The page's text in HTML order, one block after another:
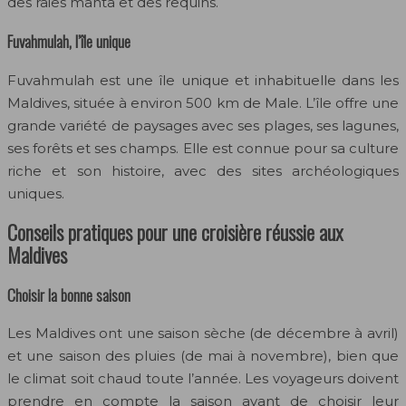
Fuvahmulah, l’île unique
Fuvahmulah est une île unique et inhabituelle dans les
Maldives, située à environ 500 km de Male. L’île offre une
grande variété de paysages avec ses plages, ses lagunes,
ses forêts et ses champs. Elle est connue pour sa culture
riche et son histoire, avec des sites archéologiques
uniques.
Conseils pratiques pour une croisière réussie aux
Maldives
Choisir la bonne saison
Les Maldives ont une saison sèche (de décembre à avril)
et une saison des pluies (de mai à novembre), bien que
le climat soit chaud toute l’année. Les voyageurs doivent
prendre en compte la saison avant de choisir leur